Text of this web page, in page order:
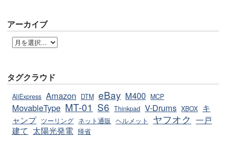
アーカイブ
タグクラウド
AliExpress Amazon DTM eBay M400 MCP
MovableType MT-01 S6 Thinkpad V-Drums XBOX キ
ャンプ ツーリング ネット通販 ヘルメット ヤフオク 一戸
建て 太陽光発電 帰省